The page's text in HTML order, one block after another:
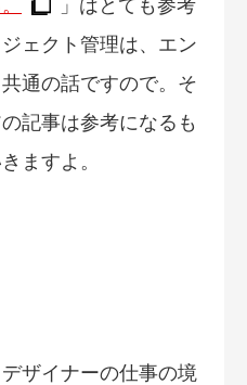
」はとても参考
ェクト管理は、エン
通の話ですので。そ
記事は参考になるも
ますよ。
ザイナーの仕事の境